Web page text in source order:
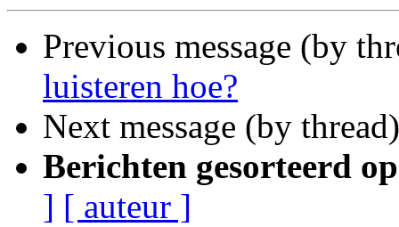
Previous message (by
luisteren hoe?
Next message (by
Berichten gesorteerd
] [ auteur ]